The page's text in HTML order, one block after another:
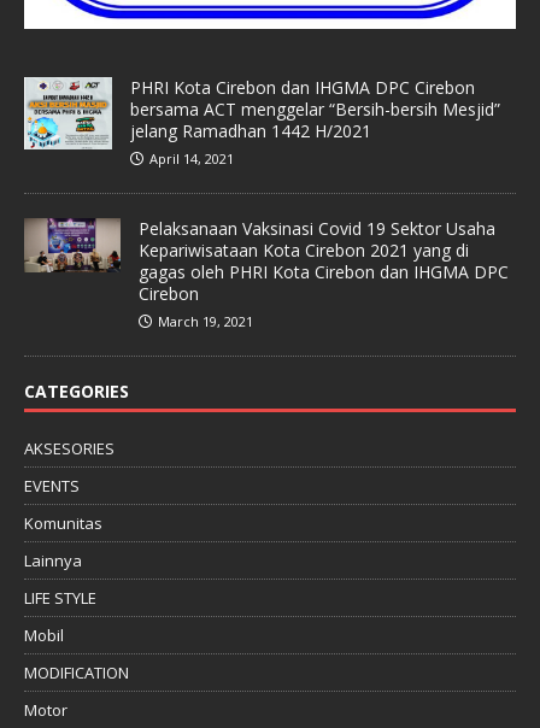
PHRI Kota Cirebon dan IHGMA DPC Cirebon
bersama ACT menggelar “Bersih-bersih Mesjid”
jelang Ramadhan 1442 H/2021
April 14, 2021
Pelaksanaan Vaksinasi Covid 19 Sektor Usaha
Kepariwisataan Kota Cirebon 2021 yang di
gagas oleh PHRI Kota Cirebon dan IHGMA DPC
Cirebon
March 19, 2021
CATEGORIES
AKSESORIES
EVENTS
Komunitas
Lainnya
LIFE STYLE
Mobil
MODIFICATION
Motor